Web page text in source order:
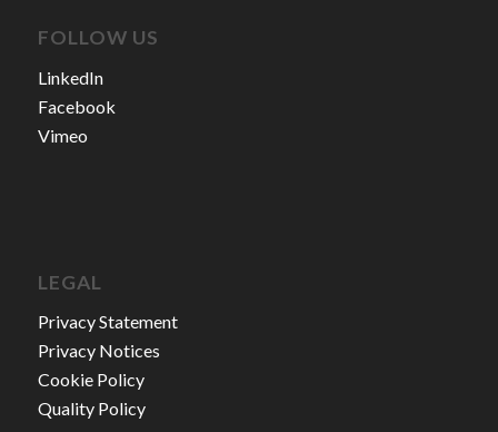
FOLLOW US
LinkedIn
Facebook
Vimeo
LEGAL
Privacy Statement
Privacy Notices
Cookie Policy
Quality Policy